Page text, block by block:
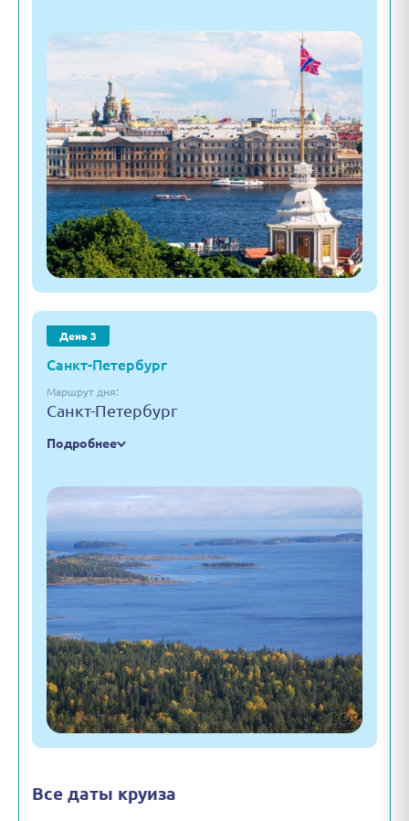
День 3
Санкт-Петербург
Маршрут дня:
Санкт-Петербург
Подробнее
Все даты круиза